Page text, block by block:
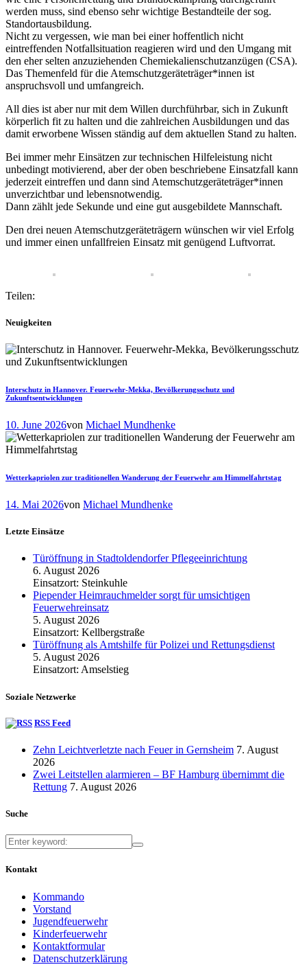
werden muss, sind ebenso sehr wichtige Bestandteile der sog.
Standortausbildung.
Nicht zu vergessen, wie man bei einer hoffentlich nicht
eintreffenden Notfallsituation reagieren wird und den Umgang mit
den eher selten anzuziehenden Chemiekalienschutzanzügen (CSA).
Das Themenfeld für die Atemschutzgeräteträger*innen ist
anspruchsvoll und umfangreich.
All dies ist aber nur mit dem Willen durchführbar, sich in Zukunft
körperlich fit zu halten und die zahlreichen Ausbildungen und das
damit erworbene Wissen ständig auf dem aktuellen Stand zu halten.
Bei immer mehr Einsätzen zur technischen Hilfeleistung nicht
unbedingt motivierend, aber der oben beschriebene Einsatzfall kann
jederzeit eintreffen und dann sind Atemschutzgeräteträger*innen
unverzichtbar und lebensnotwendig.
Dann zählt jede Sekunde und eine gut ausgebildete Mannschaft.
Den drei neuen Atemschutzgeräteträgern wünschen wir viel Erfolg
und immer einen unfallfreien Einsatz mit genügend Luftvorrat.
Teilen:
Neuigkeiten
Interschutz in Hannover. Feuerwehr-Mekka, Bevölkerungsschutz und
Zukunftsentwicklungen
10. June 2026von Michael Mundhenke
Wetterkapriolen zur traditionellen Wanderung der Feuerwehr am Himmelfahrtstag
14. Mai 2026von Michael Mundhenke
Letzte Einsätze
Türöffnung in Stadtoldendorfer Pflegeeinrichtung
6. August 2026
Einsatzort: Steinkuhle
Piepender Heimrauchmelder sorgt für umsichtigen
Feuerwehreinsatz
5. August 2026
Einsatzort: Kellbergstraße
Türöffnung als Amtshilfe für Polizei und Rettungsdienst
5. August 2026
Einsatzort: Amselstieg
Soziale Netzwerke
RSS Feed
Zehn Leichtverletzte nach Feuer in Gernsheim 7. August
2026
Zwei Leitstellen alarmieren – BF Hamburg übernimmt die
Rettung 7. August 2026
Suche
Kontakt
Kommando
Vorstand
Jugendfeuerwehr
Kinderfeuerwehr
Kontaktformular
Datenschutzerklärung